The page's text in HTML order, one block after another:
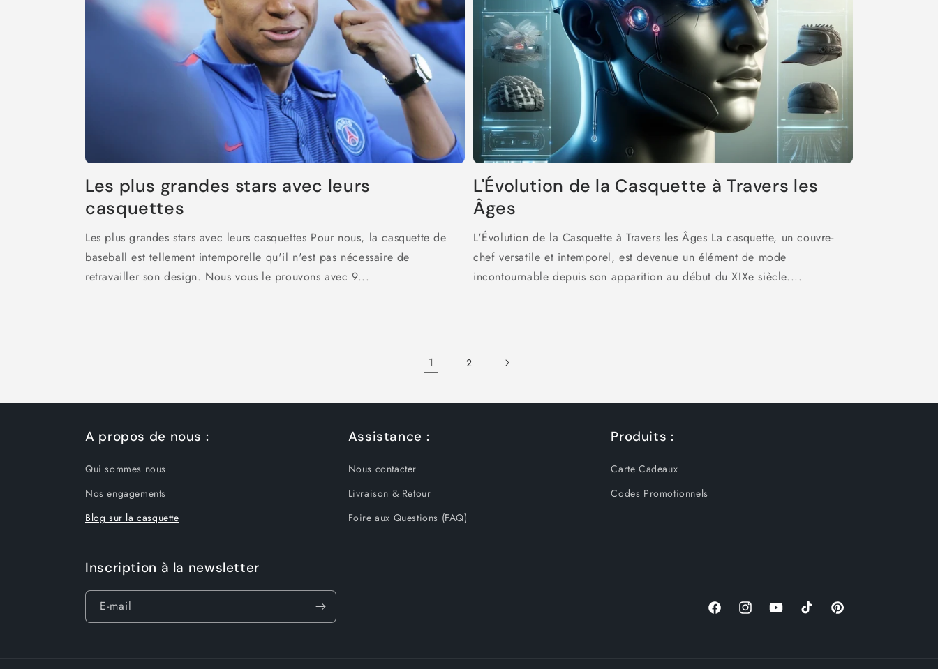
Les plus grandes stars avec leurs
casquettes
Les plus grandes stars avec leurs casquettes Pour nous, la casquette de
baseball est tellement intemporelle qu'il n'est pas nécessaire de
retravailler son design. Nous vous le prouvons avec 9...
L'Évolution de la Casquette à Travers les
Âges
L'Évolution de la Casquette à Travers les Âges La casquette, un couvre-
chef versatile et intemporel, est devenue un élément de mode
incontournable depuis son apparition au début du XIXe siècle....
1 2
A propos de nous :
Qui sommes nous
Nos engagements
Blog sur la casquette
Assistance :
Nous contacter
Livraison & Retour
Foire aux Questions (FAQ)
Produits :
Carte Cadeaux
Codes Promotionnels
Inscription à la newsletter
E-mail
FacebookInstagramYouTubeTikTok Pinterest